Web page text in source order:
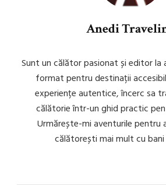
Anedi
Sunt un călător pasionat și editor la
format pentru destinații
experiențe autentice, încerc sa
călătorie într-un ghid practic
Urmărește-mi aventurile pentru
călătorești mai mult cu